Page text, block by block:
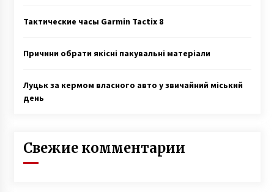
Тактические часы Garmin Tactix 8
Причини обрати якісні пакувальні матеріали
Луцьк за кермом власного авто у звичайний міський
день
Свежие комментарии